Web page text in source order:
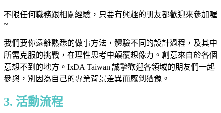
不限任何職務跟相關經驗，只要有興趣的朋友都歡迎來參加喔
~
我們要你遠離熟悉的做事方法，體驗不同的設計過程，及其中
所需克服的挑戰，在理性思考中顛覆想像力。創意來自於各個
意想不到的地方。IxDA Taiwan 誠摯歡迎各領域的朋友們一起
參與，別因為自己的專業背景差異而感到猶豫。
3. 活動流程